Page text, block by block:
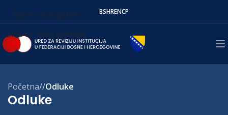
Skip to navigation
Skip to main content
BSHRENСР
Odluke
Početna/ Odluke